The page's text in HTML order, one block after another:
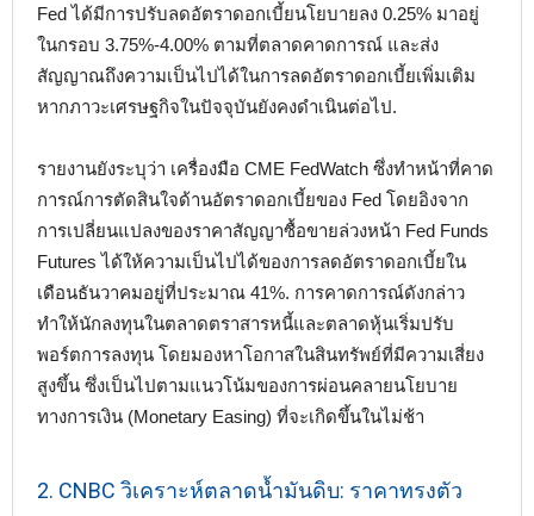
Fed ได้มีการปรับลดอัตราดอกเบี้ยนโยบายลง 0.25% มาอยู่
ในกรอบ 3.75%-4.00% ตามที่ตลาดคาดการณ์ และส่ง
สัญญาณถึงความเป็นไปได้ในการลดอัตราดอกเบี้ยเพิ่มเติม
หากภาวะเศรษฐกิจในปัจจุบันยังคงดำเนินต่อไป.
รายงานยังระบุว่า เครื่องมือ CME FedWatch ซึ่งทำหน้าที่คาด
การณ์การตัดสินใจด้านอัตราดอกเบี้ยของ Fed โดยอิงจาก
การเปลี่ยนแปลงของราคาสัญญาซื้อขายล่วงหน้า Fed Funds
Futures ได้ให้ความเป็นไปได้ของการลดอัตราดอกเบี้ยใน
เดือนธันวาคมอยู่ที่ประมาณ 41%. การคาดการณ์ดังกล่าว
ทำให้นักลงทุนในตลาดตราสารหนี้และตลาดหุ้นเริ่มปรับ
พอร์ตการลงทุน โดยมองหาโอกาสในสินทรัพย์ที่มีความเสี่ยง
สูงขึ้น ซึ่งเป็นไปตามแนวโน้มของการผ่อนคลายนโยบาย
ทางการเงิน (Monetary Easing) ที่จะเกิดขึ้นในไม่ช้า
2. CNBC วิเคราะห์ตลาดน้ำมันดิบ: ราคาทรงตัว